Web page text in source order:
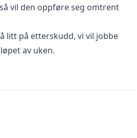
vil den oppføre seg omtrent
litt på etterskudd, vi vil jobbe
av uken.